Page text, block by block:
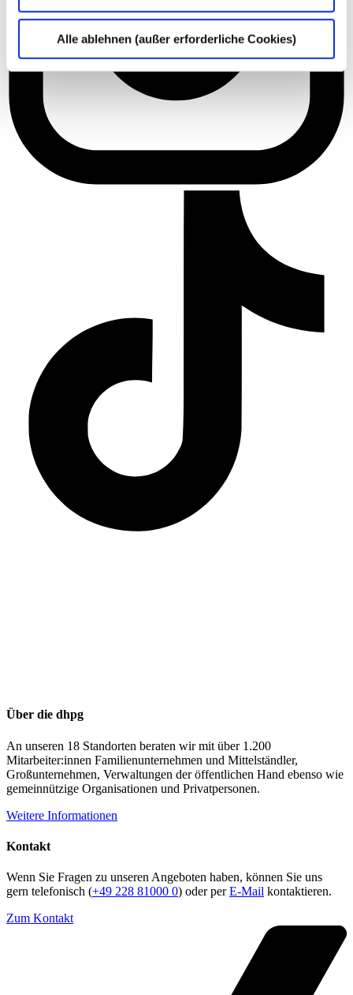
Alle ablehnen (außer erforderliche Cookies)
Über die dhpg
An unseren 18 Standorten beraten wir mit über 1.200
Mitarbeiter:innen Familienunternehmen und Mittelständler,
Großunternehmen, Verwaltungen der öffentlichen Hand ebenso wie
gemeinnützige Organisationen und Privatpersonen.
Weitere Informationen
Kontakt
Wenn Sie Fragen zu unseren Angeboten haben, können Sie uns
gern telefonisch (+49 228 81000 0) oder perE-Mail kontaktieren.
Zum Kontakt